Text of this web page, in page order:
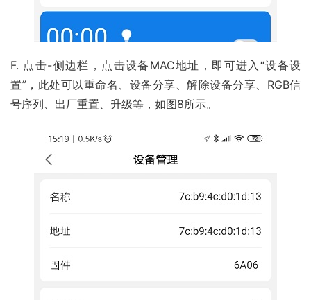
F. 点击-侧边栏，点击设备MAC地址，即可进入“设备设
置”，此处可以重命名、设备分享、解除设备分享、RGB信
号序列、出厂重置、升级等，如图8所示。